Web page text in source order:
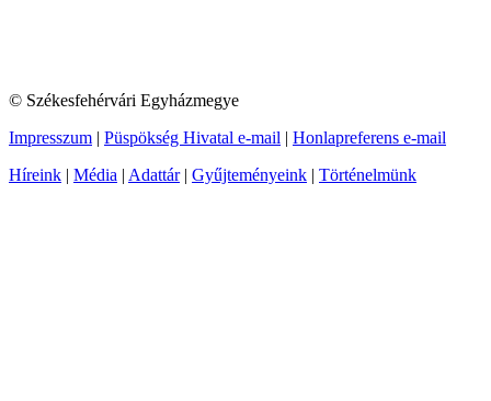
© Székesfehérvári Egyházmegye
Impresszum | Püspökség Hivatal e-mail | Honlapreferens e-mail
Híreink | Média | Adattár| Gyűjteményeink | Történelmünk